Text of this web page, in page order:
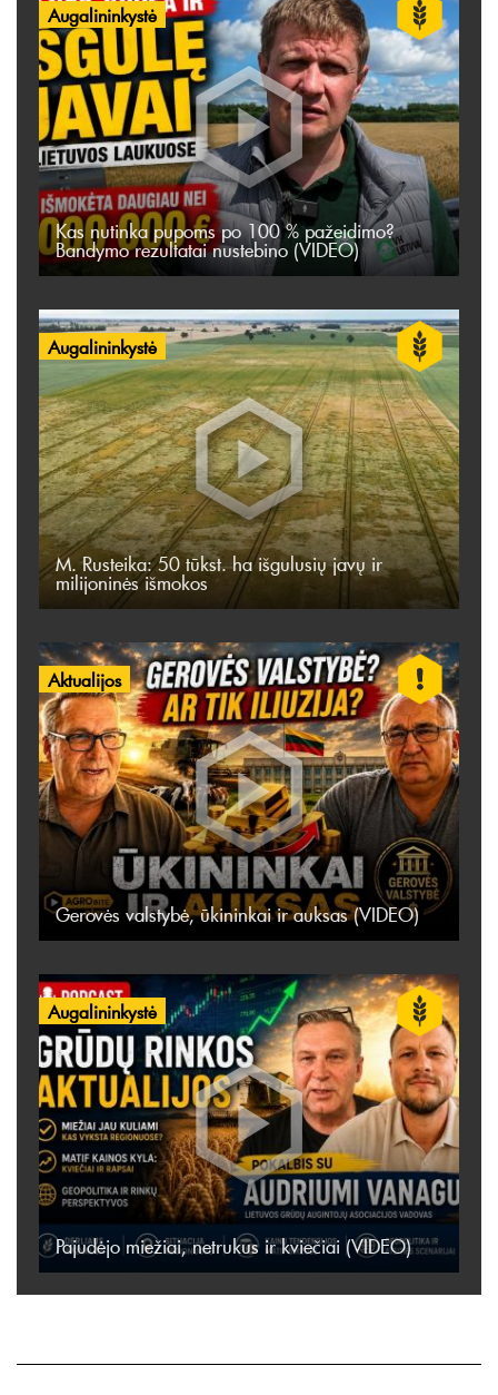
Augalininkystė
Kas nutinka pupoms po 100 % pažeidimo?
Bandymo rezultatai nustebino (VIDEO)
Augalininkystė
M. Rusteika: 50 tūkst. ha išgulusių javų ir
milijoninės išmokos
Aktualijos
Gerovės valstybė, ūkininkai ir auksas (VIDEO)
Augalininkystė
Pajudėjo miežiai, netrukus ir kviečiai (VIDEO)